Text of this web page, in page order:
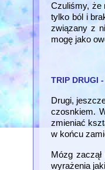
Czuliśmy, że
tylko ból i
związany z
mogę jako
TRIP DRUGI
Drugi,
czosnkiem.
zmieniać
w końcu
Mózg
wyrażenia